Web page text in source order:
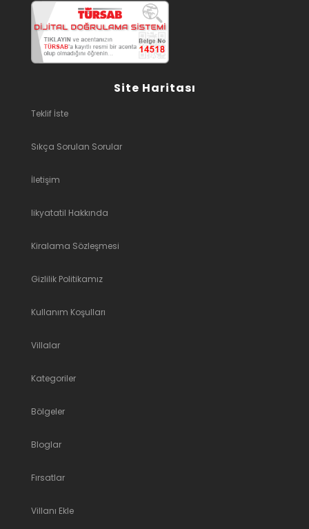
Site Haritası
Teklif İste
Sıkça Sorulan Sorular
İletişim
likyatatil Hakkında
Kiralama Sözleşmesi
Gizlilik Politikamız
Kullanım Koşulları
Villalar
Kategoriler
Bölgeler
Bloglar
Fırsatlar
Villanı Ekle